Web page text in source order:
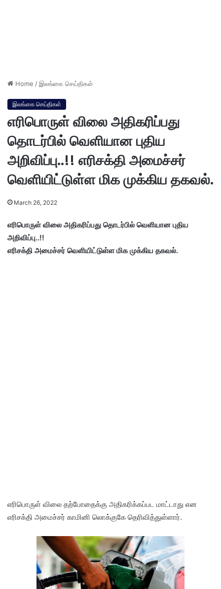
Home /இலங்கை செய்திகள்
இலங்கை செய்திகள்
எரிபொருள் விலை அதிகரிப்பது
தொடர்பில் வெளியான புதிய
அறிவிப்பு..!! எரிசக்தி அமைச்சர்
வெளியிட்டுள்ள மிக முக்கிய தகவல்.
March 26, 2022
எரிபொருள் விலை அதிகரிப்பது தொடர்பில் வெளியான புதிய
அறிவிப்பு..!!
எரிசக்தி அமைச்சர் வெளியிட்டுள்ள மிக முக்கிய தகவல்.
எரிபொருள் விலை தற்போதைக்கு அதிகரிக்கப்பட மாட்டாது என
எரிசக்தி அமைச்சர் காமினி லொக்குகே தெரிவித்துள்ளார்.